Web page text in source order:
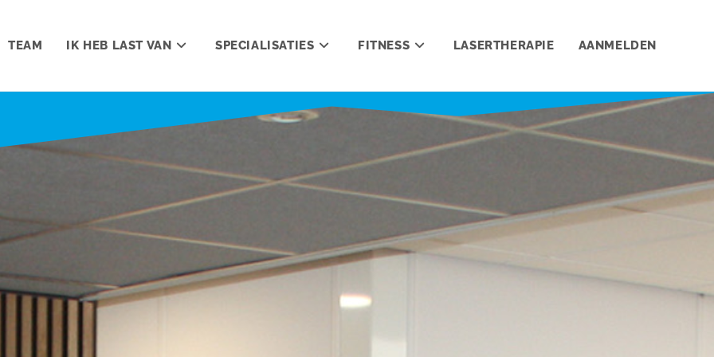
TEAM IK HEB LAST VAN SPECIALISATIES FITNESS LASERTHERAPIE AANMELDEN